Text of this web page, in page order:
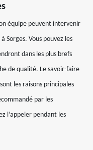
équipe peuvent intervenir
Sorges. Vous pouvez les
dans les plus brefs
de qualité. Le savoir-faire
les raisons principales
par les
l’appeler pendant les